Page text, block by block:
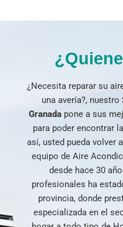
¿Necesita reparar su
una avería?, nuestro
Granada pone a sus
para poder encontrar
así, usted pueda volver
equipo de Aire
desde hace 30
profesionales ha
provincia, donde
especializada en el